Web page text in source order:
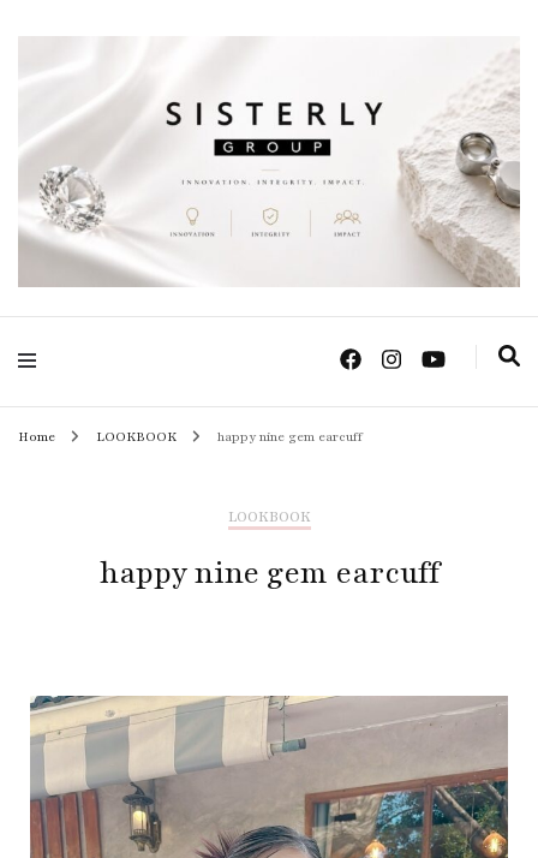
Sisterly Group
Thailand
Positive Power Jewelry แหวนแต่งงาน เครื่องประดับผู้หญิง จิวเวลรี จันทบุรี
Home LOOKBOOK happy nine gem earcuff
LOOKBOOK
happy nine gem earcuff